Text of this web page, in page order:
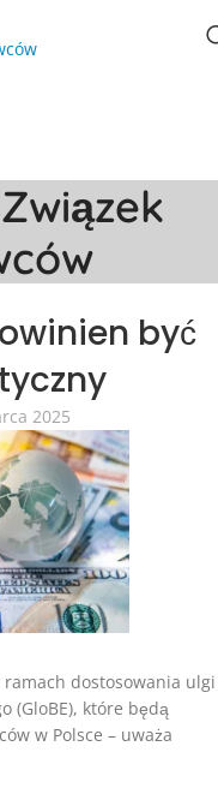
być
2025
dostosowania ulgi
(GloBE), które będą
w Polsce – uważa